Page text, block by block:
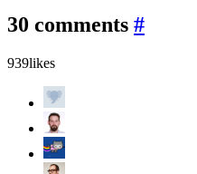
30 comments #
939likes